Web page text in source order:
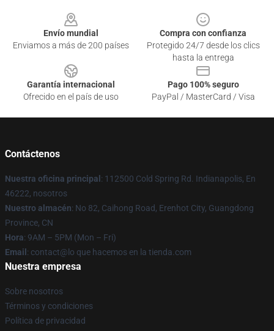
Envío mundial
Enviamos a más de 200 países
Compra con confianza
Protegido 24/7 desde los clics
hasta la entrega
Garantía internacional
Ofrecido en el país de uso
Pago 100% seguro
PayPal / MasterCard / Visa
Contáctenos
Nuestra oficina principal : 112500 Cold Spring Rd. Indianapolis, En
46222, nosotros
Nuestro almacén: No 82, Caihong Road, Erenhot City, Guangdong
Province, CN
Hora: 9AM – 5PM (Mon – Fri)
Email : contact@lo que hacemos en la tienda.com
Nuestra empresa
Sobre nosotros
Términos y condiciones
Política de privacidad